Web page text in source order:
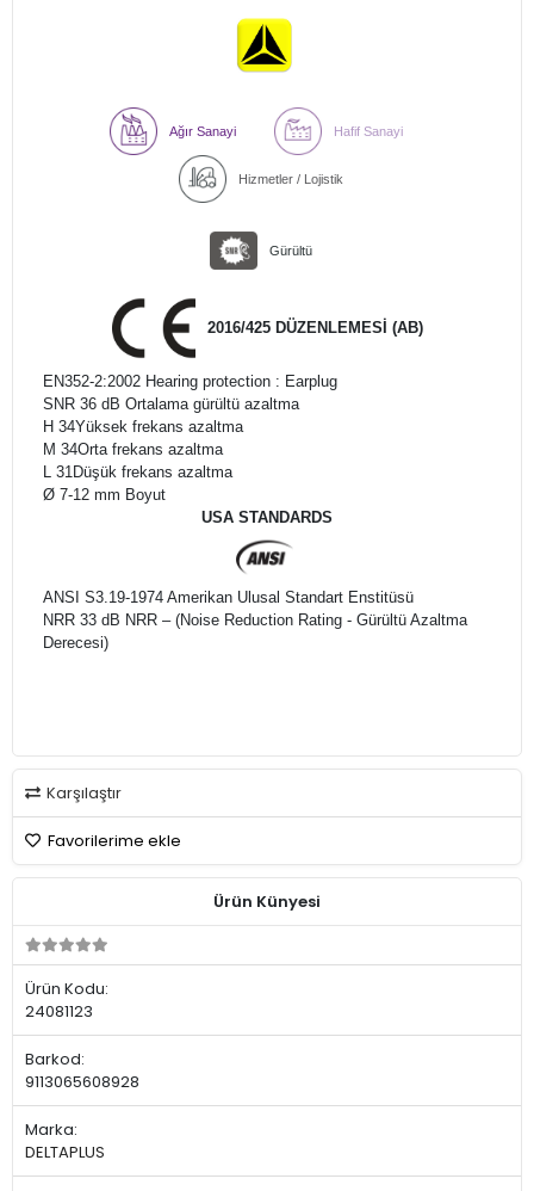
Ağır Sanayi Hafif Sanayi
Hizmetler / Lojistik
Gürültü
2016/425 DÜZENLEMESİ (AB)
EN352-2:2002 Hearing protection : Earplug
SNR 36 dB Ortalama gürültü azaltma
H 34Yüksek frekans azaltma
M 34Orta frekans azaltma
L 31Düşük frekans azaltma
Ø 7-12 mm Boyut
USA STANDARDS
ANSI S3.19-1974 Amerikan Ulusal Standart Enstitüsü
NRR 33 dB NRR – (Noise Reduction Rating - Gürültü Azaltma
Derecesi)
Karşılaştır
Favorilerime ekle
Ürün Künyesi
Ürün Kodu:
24081123
Barkod:
9113065608928
Marka:
DELTAPLUS